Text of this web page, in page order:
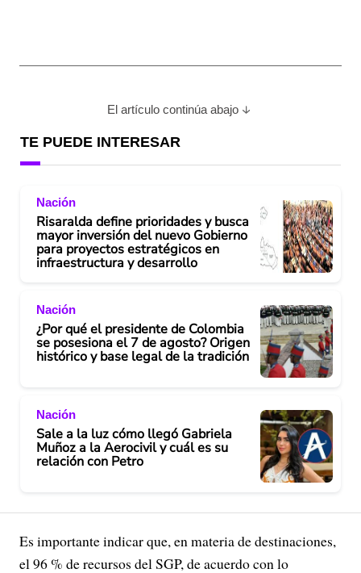
El artículo continúa abajo
TE PUEDE INTERESAR
Nación
Risaralda define prioridades y busca
mayor inversión del nuevo Gobierno
para proyectos estratégicos en
infraestructura y desarrollo
Nación
¿Por qué el presidente de Colombia
se posesiona el 7 de agosto? Origen
histórico y base legal de la tradición
Nación
Sale a la luz cómo llegó Gabriela
Muñoz a la Aerocivil y cuál es su
relación con Petro
Es importante indicar que, en materia de destinaciones,
el 96 % de recursos del SGP, de acuerdo con lo